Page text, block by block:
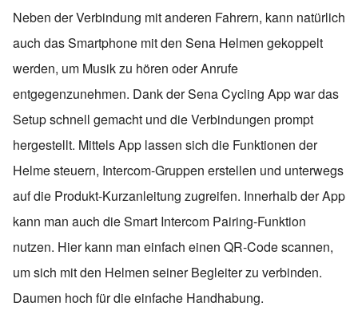
Neben der Verbindung mit anderen Fahrern, kann natürlich
auch das Smartphone mit den Sena Helmen gekoppelt
werden, um Musik zu hören oder Anrufe
entgegenzunehmen. Dank der Sena Cycling App war das
Setup schnell gemacht und die Verbindungen prompt
hergestellt. Mittels App lassen sich die Funktionen der
Helme steuern, Intercom-Gruppen erstellen und unterwegs
auf die Produkt-Kurzanleitung zugreifen. Innerhalb der App
kann man auch die Smart Intercom Pairing-Funktion
nutzen. Hier kann man einfach einen QR-Code scannen,
um sich mit den Helmen seiner Begleiter zu verbinden.
Daumen hoch für die einfache Handhabung.